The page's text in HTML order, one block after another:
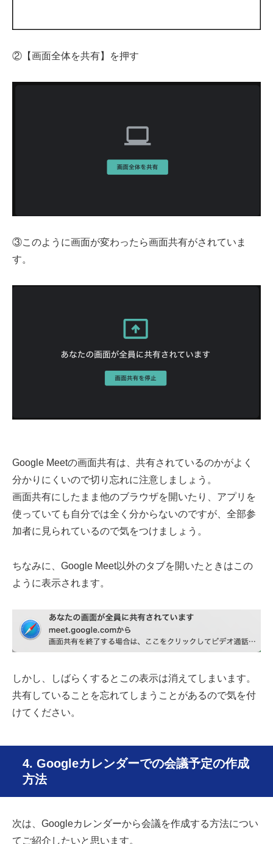
②【画面全体を共有】を押す
③このように画面が変わったら画面共有がされていま
す。
Google Meetの画面共有は、共有されているのかがよく
分かりにくいので切り忘れに注意しましょう。
画面共有にしたまま他のブラウザを開いたり、アプリを
使っていても自分では全く分からないのですが、全部参
加者に見られているので気をつけましょう。
ちなみに、 Google Meet以外のタブを開いたときはこの
ように表示されます。
しかし、しばらくするとこの表示は消えてしまいます。
共有していることを忘れてしまうことがあるので気を付
けてください。
4. Googleカレンダーでの会議予定の作成
方法
次は、Googleカレンダーから会議を作成する方法につい
てご紹介したいと思います。